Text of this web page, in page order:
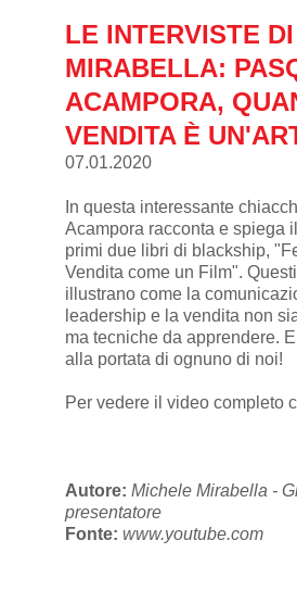
LE INTERVISTE
MIRABELLA:
ACAMPORA,
VENDITA È
07.01.2020
In questa interessante
Acampora racconta e spiega
primi due libri di blackship,
Vendita come un Film".
illustrano come la
leadership e la vendita non
ma tecniche da apprendere.
alla portata di ognuno di noi!
Per vedere il video completo
Autore: Michele Mirabella -
presentatore
Fonte: www.youtube.com